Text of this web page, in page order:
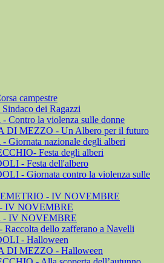
campestre
dei Ragazzi
- Contro la violenza sulle donne
DI MEZZO - Un Albero per il futuro
Giornata nazionale degli alberi
Festa degli alberi
- Festa dell'albero
- Giornata contro la violenza sulle
- IV NOVEMBRE
IV NOVEMBRE
- IV NOVEMBRE
Raccolta dello zafferano a Navelli
- Halloween
DI MEZZO - Halloween